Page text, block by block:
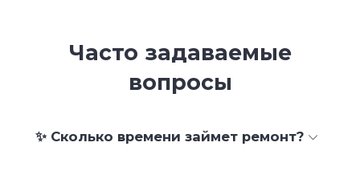
Часто задаваемые
вопросы
✨ Сколько времени займет ремонт?